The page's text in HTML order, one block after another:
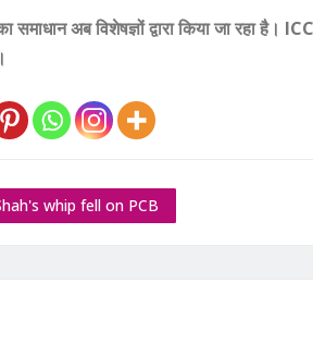
अब विशेषज्ञों द्वारा किया जा रहा है।
whip fell on PCB